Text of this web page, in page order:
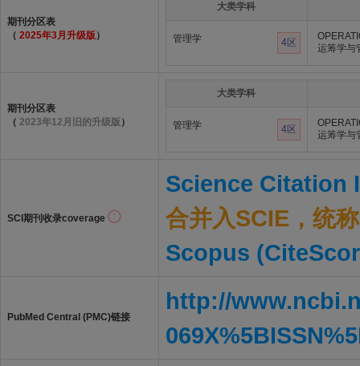
期刊分区表
（ 2025年3月升级版 ）
大类学科
管理学 4区
运筹学与
期刊分区表
（ 2023年12月旧的升级版 ）
大类学科
管理学 4区
运筹学与
SCI期刊收录coverage
Science Citation
合并入SCIE，统
Scopus
PubMed Central (PMC)链接
http://